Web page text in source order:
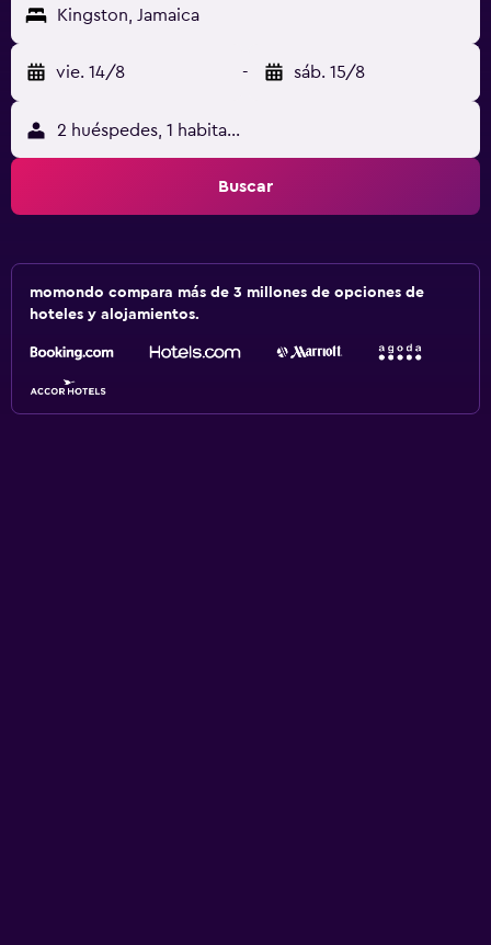
Kingston, Jamaica
vie. 14/8 - sáb. 15/8
2 huéspedes, 1 habitación
Buscar
momondo compara más de 3 millones de opciones de
hoteles y alojamientos.